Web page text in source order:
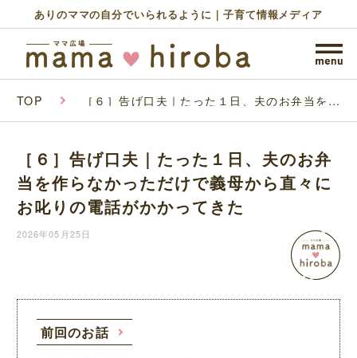
ありのママの自分でいられるように｜子育て情報メディア
TOP ［６］告げ口夫｜たった１日、夫のお弁当を作
がかかってきた
［６］告げ口夫｜たった１日、夫のお弁
当を作らなかっただけで義母から直々に
お叱りの電話がかかってきた
2026年05月25日
前回のお話